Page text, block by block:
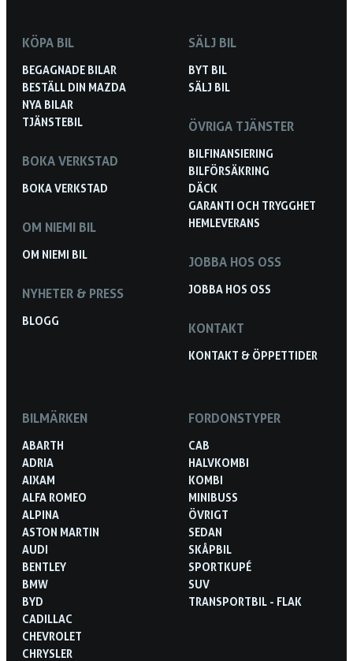
KÖPA BIL
BEGAGNADE BILAR
BESTÄLL DIN MAZDA
NYA BILAR
TJÄNSTEBIL
BOKA VERKSTAD
BOKA VERKSTAD
OM NIEMI BIL
OM NIEMI BIL
NYHETER & PRESS
BLOGG
SÄLJ BIL
BYT BIL
SÄLJ BIL
ÖVRIGA TJÄNSTER
BILFINANSIERING
BILFÖRSÄKRING
DÄCK
GARANTI OCH TRYGGHET
HEMLEVERANS
JOBBA HOS OSS
JOBBA HOS OSS
KONTAKT
KONTAKT & ÖPPETTIDER
BILMÄRKEN
ABARTH
ADRIA
AIXAM
ALFA ROMEO
ALPINA
ASTON MARTIN
AUDI
BENTLEY
BMW
BYD
CADILLAC
CHEVROLET
CHRYSLER
FORDONSTYPER
CAB
HALVKOMBI
KOMBI
MINIBUSS
ÖVRIGT
SEDAN
SKÅPBIL
SPORTKUPÉ
SUV
TRANSPORTBIL - FLAK